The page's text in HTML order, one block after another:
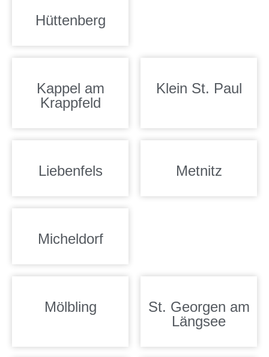
Hüttenberg
Kappel am
Krappfeld
Klein St. Paul
Liebenfels Metnitz
Micheldorf
Mölbling
St. Georgen am
Längsee